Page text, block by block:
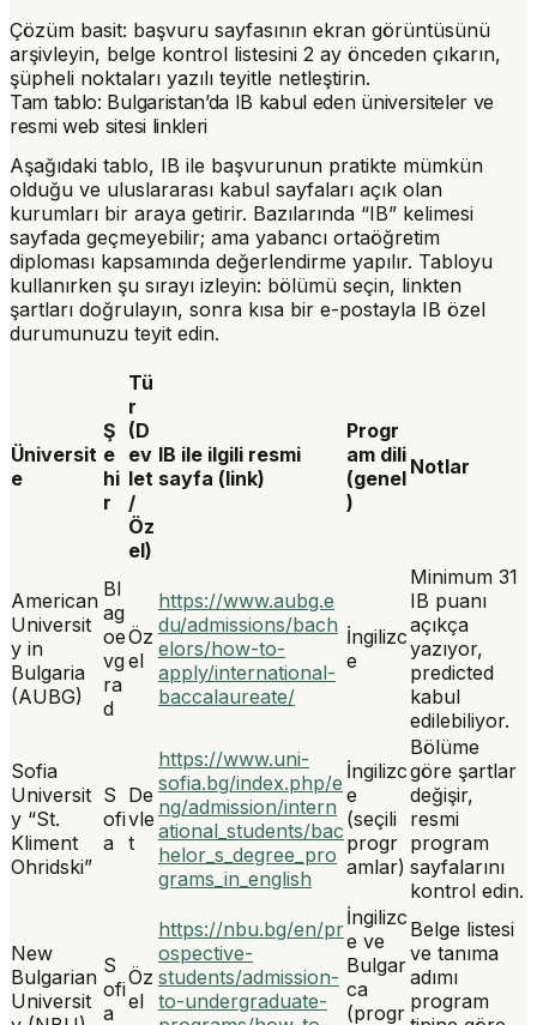
Çözüm basit: başvuru sayfasının ekran görüntüsünü
arşivleyin, belge kontrol listesini 2 ay önceden çıkarın,
şüpheli noktaları yazılı teyitle netleştirin.
Tam tablo: Bulgaristan’da IB kabul eden üniversiteler ve
resmi web sitesi linkleri
Aşağıdaki tablo, IB ile başvurunun pratikte mümkün
olduğu ve uluslararası kabul sayfaları açık olan
kurumları bir araya getirir. Bazılarında “IB” kelimesi
sayfada geçmeyebilir; ama yabancı ortaöğretim
diploması kapsamında değerlendirme yapılır. Tabloyu
kullanırken şu sırayı izleyin: bölümü seçin, linkten
şartları doğrulayın, sonra kısa bir e-postayla IB özel
durumunuzu teyit edin.
Üniversit
e
Ş
e
hi
r
Tü
r
(D
ev
let
/
Öz
el)
IB ile ilgili resmi
sayfa (link)
Progr
am dili
(genel
)
Notlar
American
Universit
y in
Bulgaria
(AUBG)
Bl
ag
oe
vg
ra
d
Öz
el
https://www.aubg.e
du/admissions/bach
elors/how-to-
apply/international-
baccalaureate/
İngilizc
e
Minimum 31
IB puanı
açıkça
yazıyor,
predicted
kabul
edilebiliyor.
Sofia
Universit
y “St.
Kliment
Ohridski”
S
ofi
a
De
vle
t
https://www.uni-
sofia.bg/index.php/e
ng/admission/intern
ational_students/bac
helor_s_degree_pro
grams_in_english
İngilizc
e
(seçili
progr
amlar)
Bölüme
göre şartlar
değişir,
resmi
program
sayfalarını
kontrol edin.
New
Bulgarian
Universit
S
ofi
a
Öz
el
https://nbu.bg/en/pr
ospective-
students/admission-
to-undergraduate-
İngilizc
e ve
Bulgar
ca
(progr
Belge listesi
ve tanıma
adımı
program